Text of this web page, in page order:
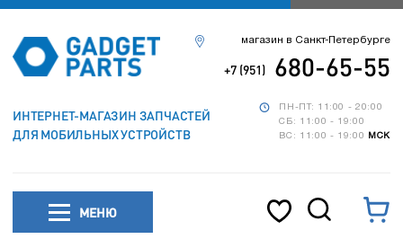
ИНТЕРНЕТ-МАГАЗИН ЗАПЧАСТЕЙ
ДЛЯ МОБИЛЬНЫХ УСТРОЙСТВ
ПН-ПТ: 11:00 - 20:00
СБ: 11:00 - 19:00
ВС: 11:00 - 19:00
МСК
магазин в Санкт-Петербурге
+7 (951) 680-65-55
МЕНЮ